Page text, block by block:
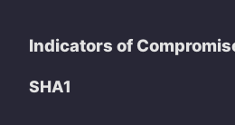
Indicators of
SHA1